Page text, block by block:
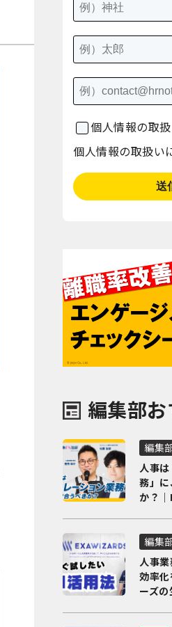
個人情報の取
個人情報の取扱い
編集部
編集
人事
務」
か？｜
編集
人事
効率
ーズ